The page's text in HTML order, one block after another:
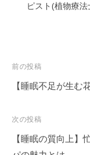
ピスト(植物療
投
稿
ビ
ゲ
ー
前の投稿
【睡眠不足が生む
次の投稿
【睡眠の質向上】